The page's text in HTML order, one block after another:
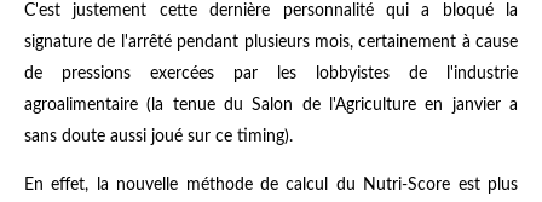
C'est justement cette dernière personnalité qui a bloqué la
signature de l'arrêté pendant plusieurs mois, certainement à cause
de pressions exercées par les lobbyistes de l'industrie
agroalimentaire (la tenue du Salon de l'Agriculture en janvier a
sans doute aussi joué sur ce timing).
En effet, la nouvelle méthode de calcul du Nutri-Score est plus